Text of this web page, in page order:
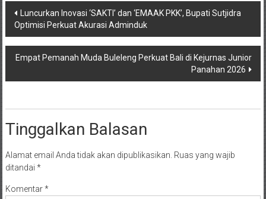
Navigasi
pos
Luncurkan Inovasi ‘SAKTI’ dan ‘EMAAK PKK’, Bupati Sutjidra
Optimisi Perkuat Akurasi Adminduk
Empat Pemanah Muda Buleleng Perkuat Bali di Kejurnas Junior
Panahan 2026
Tinggalkan Balasan
Alamat email Anda tidak akan dipublikasikan. Ruas yang wajib
ditandai *
Komentar*